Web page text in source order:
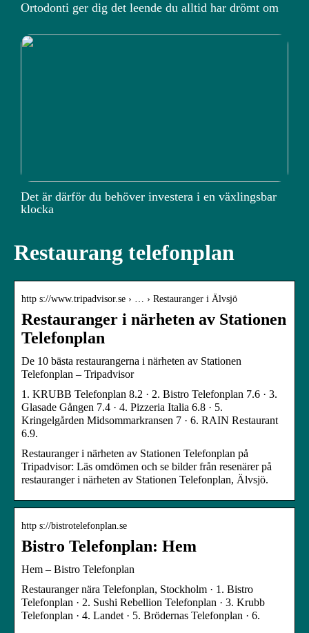
Ortodonti ger dig det leende du alltid har drömt om
Det är därför du behöver investera i en växlingsbar
klocka
Restaurang telefonplan
http s://www.tripadvisor.se › … › Restauranger i Älvsjö
Restauranger i närheten av Stationen
Telefonplan
De 10 bästa restaurangerna i närheten av Stationen
Telefonplan – Tripadvisor
1. KRUBB Telefonplan 8.2 · 2. Bistro Telefonplan 7.6 · 3.
Glasade Gången 7.4 · 4. Pizzeria Italia 6.8 · 5.
Kringelgården Midsommarkransen 7 · 6. RAIN Restaurant
6.9.
Restauranger i närheten av Stationen Telefonplan på
Tripadvisor: Läs omdömen och se bilder från resenärer på
restauranger i närheten av Stationen Telefonplan, Älvsjö.
http s://bistrotelefonplan.se
Bistro Telefonplan: Hem
Hem – Bistro Telefonplan
Restauranger nära Telefonplan, Stockholm · 1. Bistro
Telefonplan · 2. Sushi Rebellion Telefonplan · 3. Krubb
Telefonplan · 4. Landet · 5. Brödernas Telefonplan · 6.